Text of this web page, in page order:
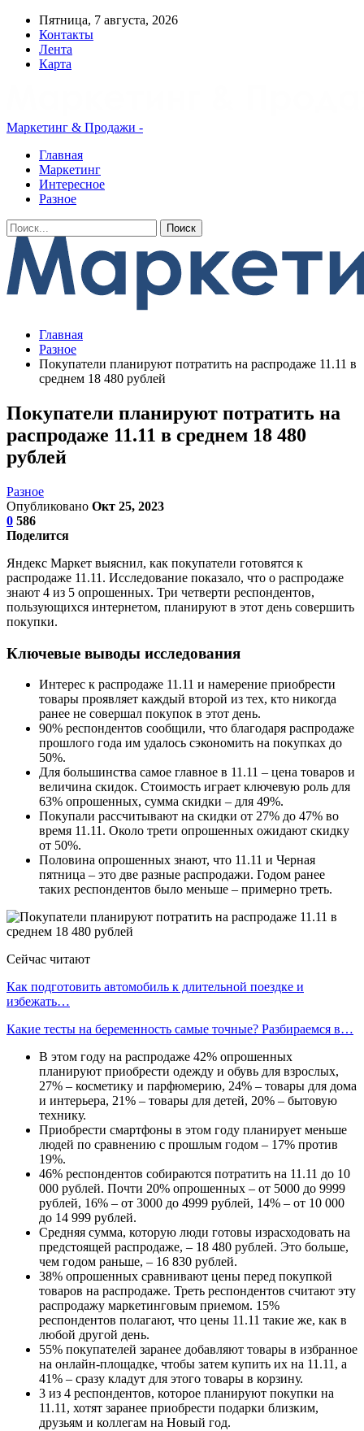
Пятница, 7 августа, 2026
Контакты
Лента
Карта
Маркетинг & Продажи -
Главная
Маркетинг
Интересное
Разное
Главная
Разное
Покупатели планируют потратить на распродаже 11.11 в
среднем 18 480 рублей
Покупатели планируют потратить на
распродаже 11.11 в среднем 18 480
рублей
Разное
Опубликовано Окт 25, 2023
0 586
Поделится
Яндекс Маркет выяснил, как покупатели готовятся к
распродаже 11.11. Исследование показало, что о распродаже
знают 4 из 5 опрошенных. Три четверти респондентов,
пользующихся интернетом, планируют в этот день совершить
покупки.
Ключевые выводы исследования
Интерес к распродаже 11.11 и намерение приобрести
товары проявляет каждый второй из тех, кто никогда
ранее не совершал покупок в этот день.
90% респондентов сообщили, что благодаря распродаже
прошлого года им удалось сэкономить на покупках до
50%.
Для большинства самое главное в 11.11 – цена товаров и
величина скидок. Стоимость играет ключевую роль для
63% опрошенных, сумма скидки – для 49%.
Покупали рассчитывают на скидки от 27% до 47% во
время 11.11. Около трети опрошенных ожидают скидку
от 50%.
Половина опрошенных знают, что 11.11 и Черная
пятница – это две разные распродажи. Годом ранее
таких респондентов было меньше – примерно треть.
Сейчас читают
Как подготовить автомобиль к длительной поездке и
избежать…
Какие тесты на беременность самые точные? Разбираемся в…
В этом году на распродаже 42% опрошенных
планируют приобрести одежду и обувь для взрослых,
27% – косметику и парфюмерию, 24% – товары для дома
и интерьера, 21% – товары для детей, 20% – бытовую
технику.
Приобрести смартфоны в этом году планирует меньше
людей по сравнению с прошлым годом – 17% против
19%.
46% респондентов собираются потратить на 11.11 до 10
000 рублей. Почти 20% опрошенных – от 5000 до 9999
рублей, 16% – от 3000 до 4999 рублей, 14% – от 10 000
до 14 999 рублей.
Средняя сумма, которую люди готовы израсходовать на
предстоящей распродаже, – 18 480 рублей. Это больше,
чем годом раньше, – 16 830 рублей.
38% опрошенных сравнивают цены перед покупкой
товаров на распродаже. Треть респондентов считают эту
распродажу маркетинговым приемом. 15%
респондентов полагают, что цены 11.11 такие же, как в
любой другой день.
55% покупателей заранее добавляют товары в избранное
на онлайн-площадке, чтобы затем купить их на 11.11, а
41% – сразу кладут для этого товары в корзину.
3 из 4 респондентов, которое планируют покупки на
11.11, хотят заранее приобрести подарки близким,
друзьям и коллегам на Новый год.